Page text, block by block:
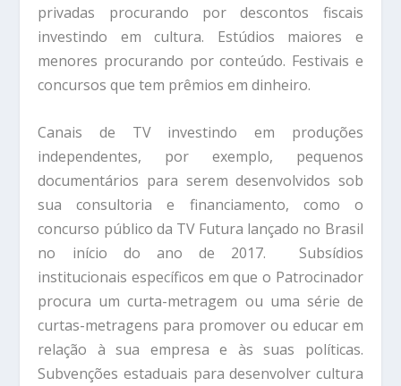
privadas procurando por descontos fiscais
investindo em cultura. Estúdios maiores e
menores procurando por conteúdo. Festivais e
concursos que tem prêmios em dinheiro.
Canais de TV investindo em produções
independentes, por exemplo, pequenos
documentários para serem desenvolvidos sob
sua consultoria e financiamento, como o
concurso público da TV Futura lançado no Brasil
no início do ano de 2017. Subsídios
institucionais específicos em que o Patrocinador
procura um curta-metragem ou uma série de
curtas-metragens para promover ou educar em
relação à sua empresa e às suas políticas.
Subvenções estaduais para desenvolver cultura